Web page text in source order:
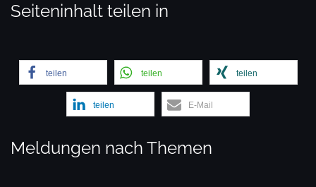
Seiteninhalt teilen in
teilen teilen teilen
teilen E-Mail
Meldungen nach Themen